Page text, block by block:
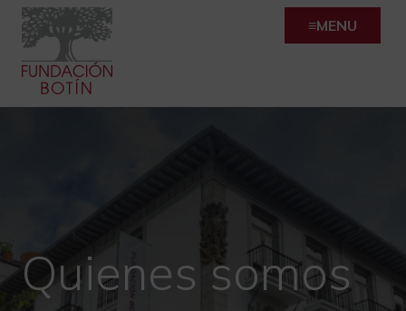
Skip
content
MENU
Quienes somos